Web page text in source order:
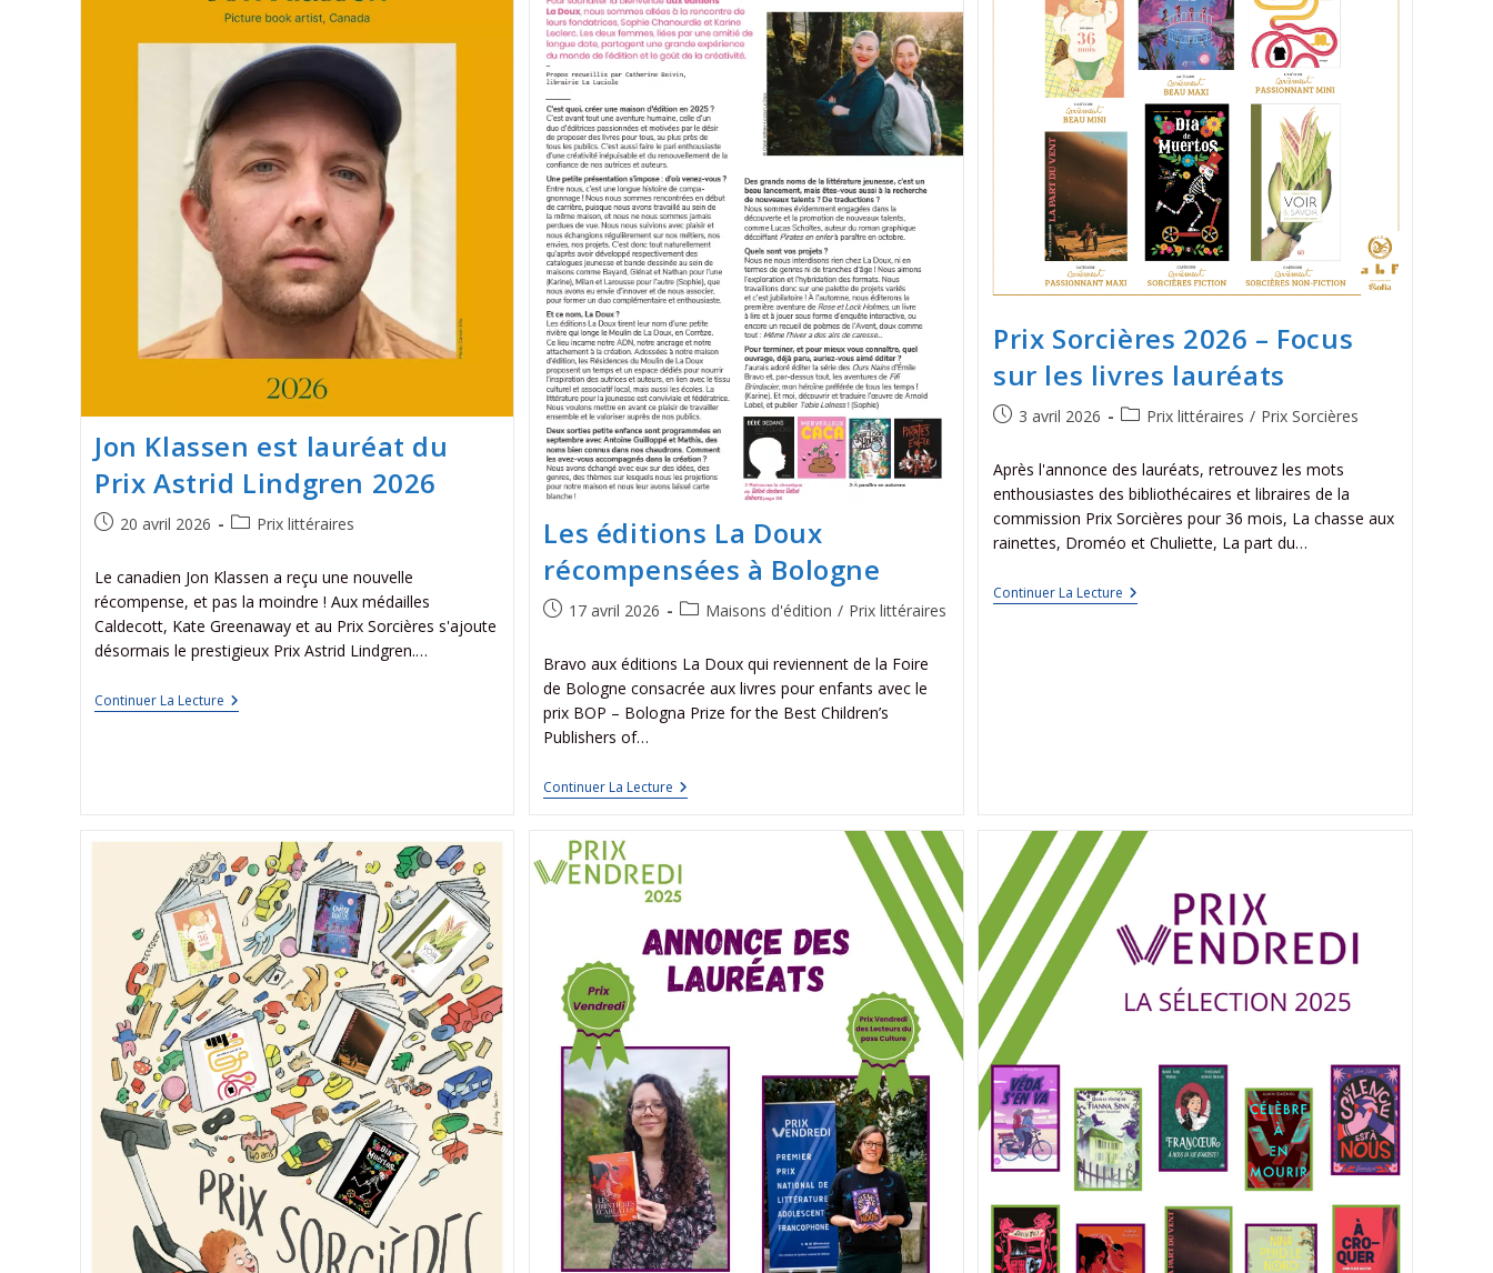
Jon Klassen est lauréat du
Prix Astrid Lindgren 2026
20 avril 2026 Prix littéraires
Le canadien Jon Klassen a reçu une nouvelle
récompense, et pas la moindre ! Aux médailles
Caldecott, Kate Greenaway et au Prix Sorcières s'ajoute
désormais le prestigieux Prix Astrid Lindgren.…
Continuer La Lecture
Les éditions La Doux
récompensées à Bologne
17 avril 2026 Maisons d'édition / Prix littéraires
Bravo aux éditions La Doux qui reviennent de la Foire
de Bologne consacrée aux livres pour enfants avec le
prix BOP – Bologna Prize for the Best Children’s
Publishers of…
Continuer La Lecture
Prix Sorcières 2026 – Focus
sur les livres lauréats
3 avril 2026 Prix littéraires / Prix Sorcières
Après l'annonce des lauréats, retrouvez les mots
enthousiastes des bibliothécaires et libraires de la
commission Prix Sorcières pour 36 mois, La chasse aux
rainettes, Droméo et Chuliette, La part du…
Continuer La Lecture